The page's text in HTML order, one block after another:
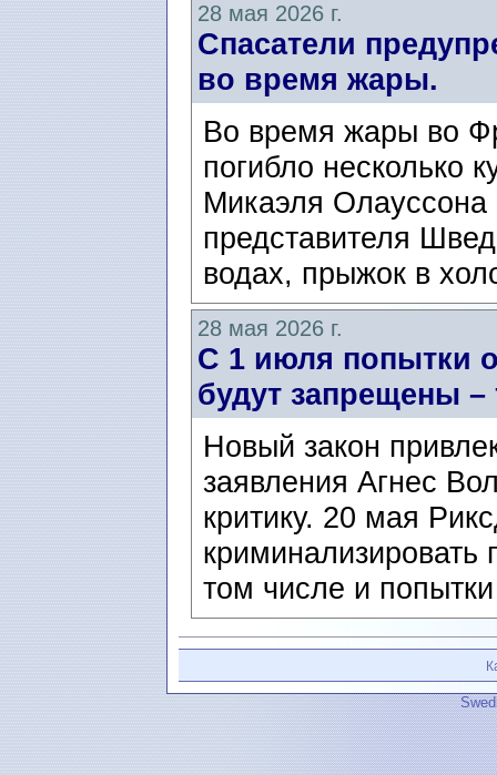
28 мая 2026 г.
Спасатели
во время жары.
Во время жары во
погибло несколько
Микаэля
представителя
водах, прыжок в
28 мая 2026 г.
С 1 июля попытки
будут запрещены
Новый закон
заявления Агнес
критику. 20 мая
криминализировать
том числе и